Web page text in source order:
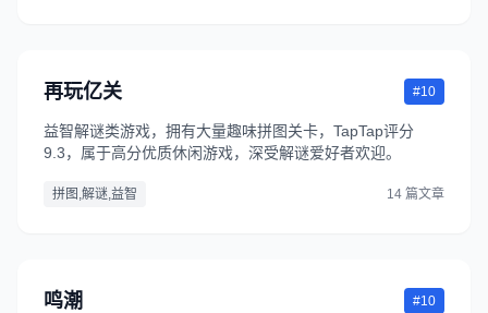
再玩亿关 #10
益智解谜类游戏，拥有大量趣味拼图关卡，TapTap评分
9.3，属于高分优质休闲游戏，深受解谜爱好者欢迎。
拼图,解谜,益智 14 篇文章
鸣潮 #10